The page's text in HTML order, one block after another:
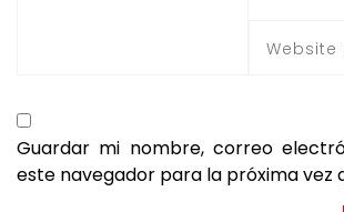
Guardar mi nombre, correo
este navegador para la próxima vez